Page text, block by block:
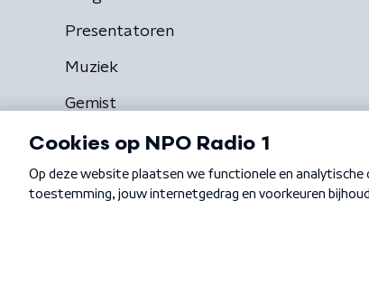
Presentatoren
Muziek
Gemist
Algemene voorwaarden Privacybeleid